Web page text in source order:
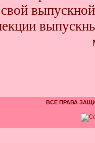
свой
ВСЕ ПРАВА